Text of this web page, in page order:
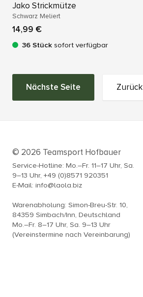
Jako Strickmütze
Schwarz Meliert
14,99 €
36 Stück sofort verfügbar
Nächste Seite Zurück
© 2026 Teamsport Hofbauer
Service-Hotline: Mo.–Fr. 11–17 Uhr, Sa.
9–13 Uhr, +49 (0)8571 920351
E-Mail: info@laola.biz
Warenabholung: Simon-Breu-Str. 10,
84359 Simbach/Inn, Deutschland
Mo.–Fr. 8–17 Uhr, Sa. 9–13 Uhr
(Vereinstermine nach Vereinbarung)